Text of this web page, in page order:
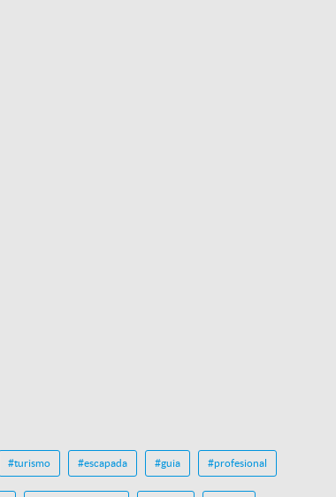
#turismo #escapada #guia #profesional